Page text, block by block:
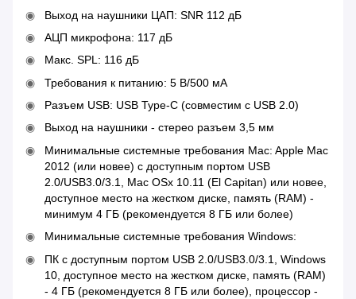
Выход на наушники ЦАП: SNR 112 дБ
АЦП микрофона: 117 дБ
Макс. SPL: 116 дБ
Требования к питанию: 5 В/500 мА
Разъем USB: USB Type-C (совместим с USB 2.0)
Выход на наушники - стерео разъем 3,5 мм
Минимальные системные требования Mac: Apple Mac
2012 (или новее) с доступным портом USB
2.0/USB3.0/3.1, Mac OSx 10.11 (El Capitan) или новее,
доступное место на жестком диске, память (RAM) -
минимум 4 ГБ (рекомендуется 8 ГБ или более)
Минимальные системные требования Windows:
ПК с доступным портом USB 2.0/USB3.0/3.1, Windows
10, доступное место на жестком диске, память (RAM)
- 4 ГБ (рекомендуется 8 ГБ или более), процессор -